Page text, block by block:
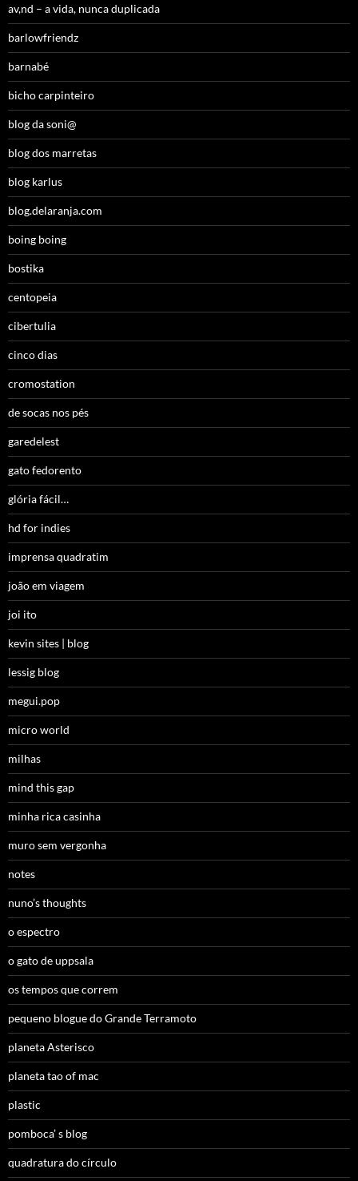
av,nd – a vida, nunca duplicada
barlowfriendz
barnabé
bicho carpinteiro
blog da soni@
blog dos marretas
blog karlus
blog.delaranja.com
boing boing
bostika
centopeia
cibertulia
cinco dias
cromostation
de socas nos pés
garedelest
gato fedorento
glória fácil…
hd for indies
imprensa quadratim
joão em viagem
joi ito
kevin sites | blog
lessig blog
megui.pop
micro world
milhas
mind this gap
minha rica casinha
muro sem vergonha
notes
nuno’s thoughts
o espectro
o gato de uppsala
os tempos que correm
pequeno blogue do Grande Terramoto
planeta Asterisco
planeta tao of mac
plastic
pomboca’ s blog
quadratura do círculo